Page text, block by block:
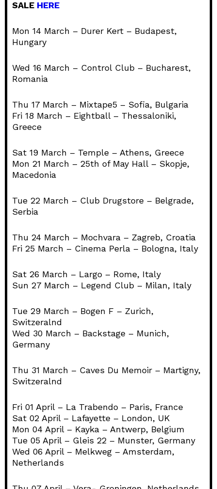
SALE HERE
Mon 14 March – Durer Kert – Budapest,
Hungary
Wed 16 March – Control Club – Bucharest,
Romania
Thu 17 March – Mixtape5 – Sofia, Bulgaria
Fri 18 March – Eightball – Thessaloniki,
Greece
Sat 19 March – Temple – Athens, Greece
Mon 21 March – 25th of May Hall – Skopje,
Macedonia
Tue 22 March – Club Drugstore – Belgrade,
Serbia
Thu 24 March – Mochvara – Zagreb, Croatia
Fri 25 March – Cinema Perla – Bologna, Italy
Sat 26 March – Largo – Rome, Italy
Sun 27 March – Legend Club – Milan, Italy
Tue 29 March – Bogen F – Zurich,
Switzeralnd
Wed 30 March – Backstage – Munich,
Germany
Thu 31 March – Caves Du Memoir – Martigny,
Switzeralnd
Fri 01 April – La Trabendo – Paris, France
Sat 02 April – Lafayette – London, UK
Mon 04 April – Kayka – Antwerp, Belgium
Tue 05 April – Gleis 22 – Munster, Germany
Wed 06 April – Melkweg – Amsterdam,
Netherlands